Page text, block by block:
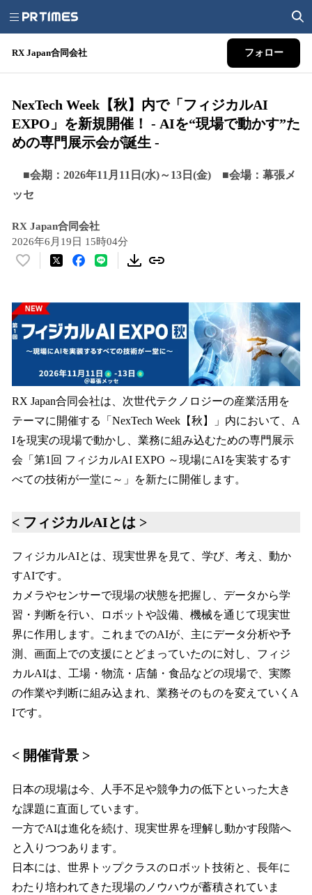
RX Japan合同会社 フォロー
NexTech Week【秋】内で「フィジカルAI
EXPO」を新規開催！ - AIを“現場で動かす”た
めの専門展示会が誕生 -
■会期：2026年11月11日(水)～13日(金) ■会場：幕張メ
ッセ
RX Japan合同会社
2026年6月19日 15時04分
い
！
数
を
読
込
み
す
RX Japan合同会社は、次世代テクノロジーの産業活用を
テーマに開催する「NexTech Week【秋】」内において、A
Iを現実の現場で動かし、業務に組み込むための専門展示
会「第1回 フィジカルAI EXPO ～現場にAIを実装するす
べての技術が一堂に～」を新たに開催します。
< フィジカルAIとは >
フィジカルAIとは、現実世界を見て、学び、考え、動か
すAIです。
カメラやセンサーで現場の状態を把握し、データから学
習・判断を行い、ロボットや設備、機械を通じて現実世
界に作用します。これまでのAIが、主にデータ分析や予
測、画面上での支援にとどまっていたのに対し、フィジ
カルAIは、工場・物流・店舗・食品などの現場で、実際
の作業や判断に組み込まれ、業務そのものを変えていくA
Iです。
< 開催背景 >
日本の現場は今、人手不足や競争力の低下といった大き
な課題に直面しています。
一方でAIは進化を続け、現実世界を理解し動かす段階へ
と入りつつあります。
日本には、世界トップクラスのロボット技術と、長年に
わたり培われてきた現場のノウハウが蓄積されていま